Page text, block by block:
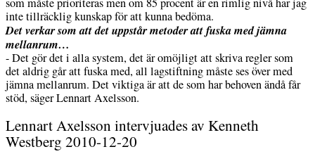
inte tillräcklig kunskap för att kunna bedöma.
Det verkar som att det uppstår metoder att fuska med jämna
mellanrum…
- Det gör det i alla system, det är omöjligt att skriva regler som
det aldrig går att fuska med, all lagstiftning måste ses över med
jämna mellanrum. Det viktiga är att de som har behoven ändå får
stöd, säger Lennart Axelsson.
Lennart Axelsson intervjuades av Kenneth
Westberg 2010-12-20